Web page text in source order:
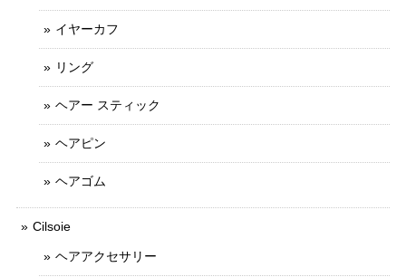
イヤーカフ
リング
ヘアー スティック
ヘアピン
ヘアゴム
Cilsoie
ヘアアクセサリー